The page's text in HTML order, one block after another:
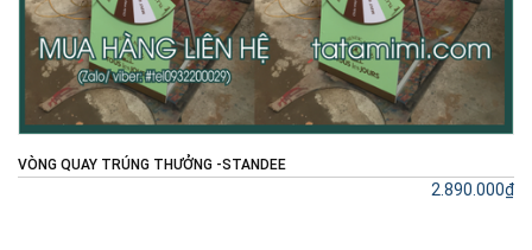
VÒNG QUAY TRÚNG THƯỞNG -STANDEE
2.890.000₫